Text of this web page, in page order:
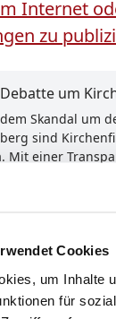
Cookies
um Inhalte
für
Internet
zu
um
Skandal um
sind
Mit einer
auf die Kritik
sich
Italiens